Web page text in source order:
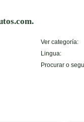
Ver categoría:
Lingua:
Procurar o